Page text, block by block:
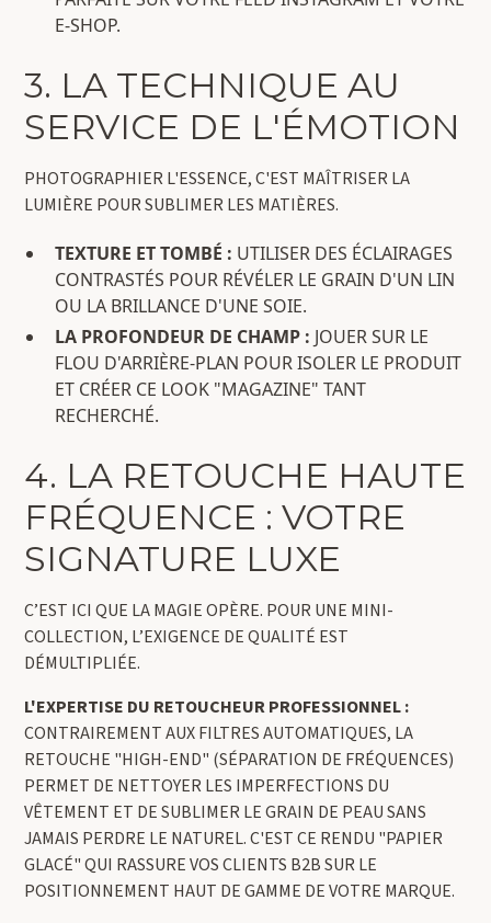
E-SHOP.
3. LA TECHNIQUE AU
SERVICE DE L'ÉMOTION
PHOTOGRAPHIER L'ESSENCE, C'EST MAÎTRISER LA
LUMIÈRE POUR SUBLIMER LES MATIÈRES.
TEXTURE ET TOMBÉ : UTILISER DES ÉCLAIRAGES
CONTRASTÉS POUR RÉVÉLER LE GRAIN D'UN LIN
OU LA BRILLANCE D'UNE SOIE.
LA PROFONDEUR DE CHAMP : JOUER SUR LE
FLOU D'ARRIÈRE-PLAN POUR ISOLER LE PRODUIT
ET CRÉER CE LOOK "MAGAZINE" TANT
RECHERCHÉ.
4. LA RETOUCHE HAUTE
FRÉQUENCE : VOTRE
SIGNATURE LUXE
C’EST ICI QUE LA MAGIE OPÈRE. POUR UNE MINI-
COLLECTION, L’EXIGENCE DE QUALITÉ EST
DÉMULTIPLIÉE.
L'EXPERTISE DU RETOUCHEUR PROFESSIONNEL :
CONTRAIREMENT AUX FILTRES AUTOMATIQUES, LA
RETOUCHE "HIGH-END" (SÉPARATION DE FRÉQUENCES)
PERMET DE NETTOYER LES IMPERFECTIONS DU
VÊTEMENT ET DE SUBLIMER LE GRAIN DE PEAU SANS
JAMAIS PERDRE LE NATUREL. C'EST CE RENDU "PAPIER
GLACÉ" QUI RASSURE VOS CLIENTS B2B SUR LE
POSITIONNEMENT HAUT DE GAMME DE VOTRE MARQUE.